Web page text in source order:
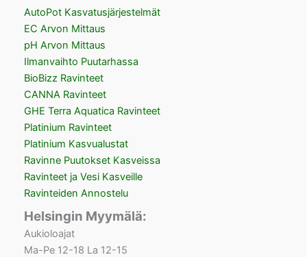
AutoPot Kasvatusjärjestelmät
EC Arvon Mittaus
pH Arvon Mittaus
Ilmanvaihto Puutarhassa
BioBizz Ravinteet
CANNA Ravinteet
GHE Terra Aquatica Ravinteet
Platinium Ravinteet
Platinium Kasvualustat
Ravinne Puutokset Kasveissa
Ravinteet ja Vesi Kasveille
Ravinteiden Annostelu
Helsingin Myymälä:
Aukioloajat
Ma-Pe 12-18 La 12-15